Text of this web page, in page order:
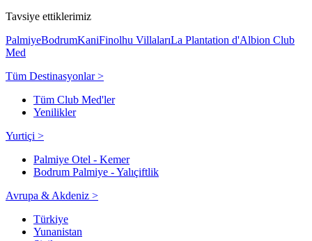
Tavsiye ettiklerimiz
PalmiyeBodrumKaniFinolhu VillalarıLa Plantation d'Albion Club
Med
Tüm Destinasyonlar >
Tüm Club Med'ler
Yenilikler
Yurtiçi >
Palmiye Otel - Kemer
Bodrum Palmiye - Yalıçiftlik
Avrupa & Akdeniz >
Türkiye
Yunanistan